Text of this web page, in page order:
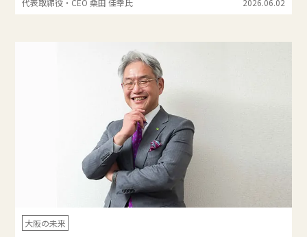
大阪の未来